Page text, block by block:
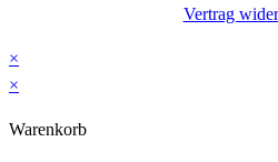
Vertrag
×
×
Warenkorb